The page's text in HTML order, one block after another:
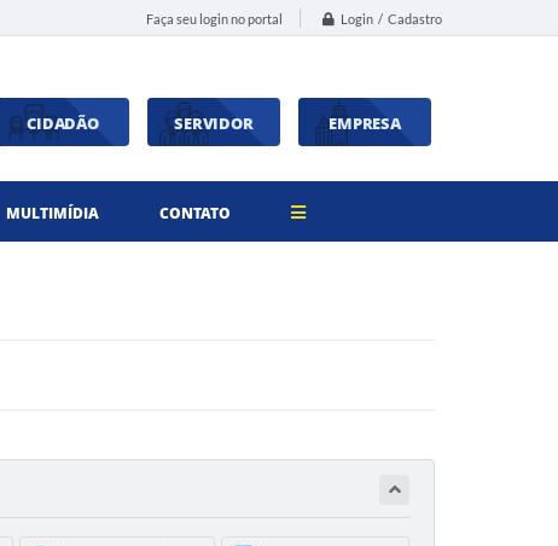
Faça seu login no portal Login / Cadastro
CIDADÃO SERVIDOR EMPRESA
MULTIMÍDIA CONTATO